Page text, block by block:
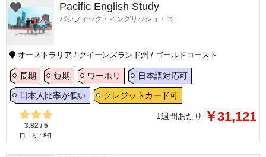
Pacific English Study
パシフィック・イングリッシュ・スタディ
オーストラリア / クイーンズランド州 / ゴールドコースト
長期 短期 ワーホリ 日本語対応可
日本人比率が低い クレジットカード可
3.82 / 5
口コミ： 8件
1週間あたり ￥31,121